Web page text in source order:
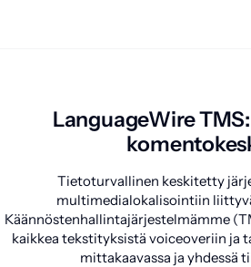
LanguageWire
Tietoturvallinen keskitetty
multimedialokalisointiin
Käännöstenhallintajärjestelmämme
kaikkea tekstityksistä voiceoveriin ja
mittakaavassa ja yhdessä